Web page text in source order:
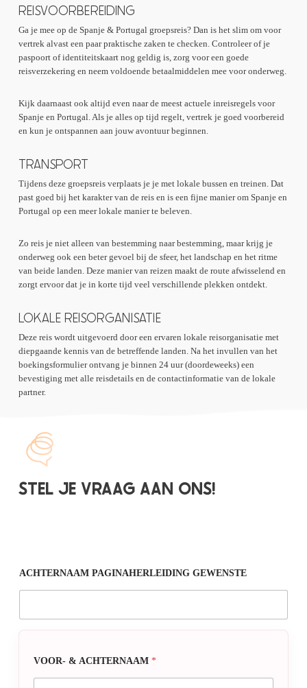
REISVOORBEREIDING
Ga je mee op de Spanje & Portugal groepsreis? Dan is het slim om voor
vertrek alvast een paar praktische zaken te checken. Controleer of je
paspoort of identiteitskaart nog geldig is, zorg voor een goede
reisverzekering en neem voldoende betaalmiddelen mee voor onderweg.
Kijk daarnaast ook altijd even naar de meest actuele inreisregels voor
Spanje en Portugal. Als je alles op tijd regelt, vertrek je goed voorbereid
en kun je ontspannen aan jouw avontuur beginnen.
TRANSPORT
Tijdens deze groepsreis verplaats je je met lokale bussen en treinen. Dat
past goed bij het karakter van de reis en is een fijne manier om Spanje en
Portugal op een meer lokale manier te beleven.
Zo reis je niet alleen van bestemming naar bestemming, maar krijg je
onderweg ook een beter gevoel bij de sfeer, het landschap en het ritme
van beide landen. Deze manier van reizen maakt de route afwisselend en
zorgt ervoor dat je in korte tijd veel verschillende plekken ontdekt.
LOKALE REISORGANISATIE
Deze reis wordt uitgevoerd door een ervaren lokale reisorganisatie met
diepgaande kennis van de betreffende landen. Na het invullen van het
boekingsformulier ontvang je binnen 24 uur (doordeweeks) een
bevestiging met alle reisdetails en de contactinformatie van de lokale
partner.
STEL JE VRAAG AAN ONS!
ACHTERNAAM PAGINAHERLEIDING GEWENSTE
VOOR- & ACHTERNAAM*